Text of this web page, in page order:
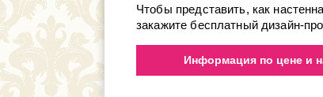
Чтобы представить, как
закажите бесплатный дизайн-
Информация по цене и